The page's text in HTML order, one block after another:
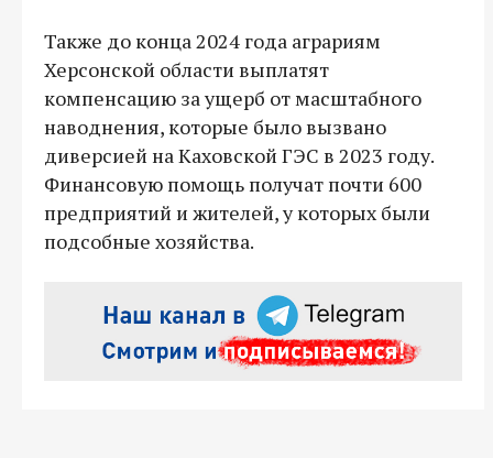
Также до конца 2024 года аграриям
Херсонской области выплатят
компенсацию за ущерб от масштабного
наводнения, которые было вызвано
диверсией на Каховской ГЭС в 2023 году.
Финансовую помощь получат почти 600
предприятий и жителей, у которых были
подсобные хозяйства.